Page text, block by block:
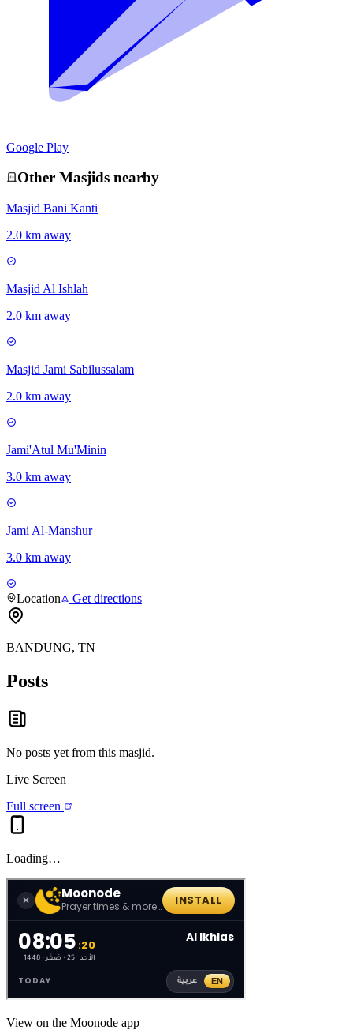
Google Play
Other Masjids nearby
Masjid Bani Kanti
2.0 km away
Masjid Al Ishlah
2.0 km away
Masjid Jami Sabilussalam
2.0 km away
Jami'Atul Mu'Minin
3.0 km away
Jami Al-Manshur
3.0 km away
Location Get directions
BANDUNG, TN
Posts
No posts yet from this masjid.
Live Screen
Full screen
Loading…
View on the Moonode app